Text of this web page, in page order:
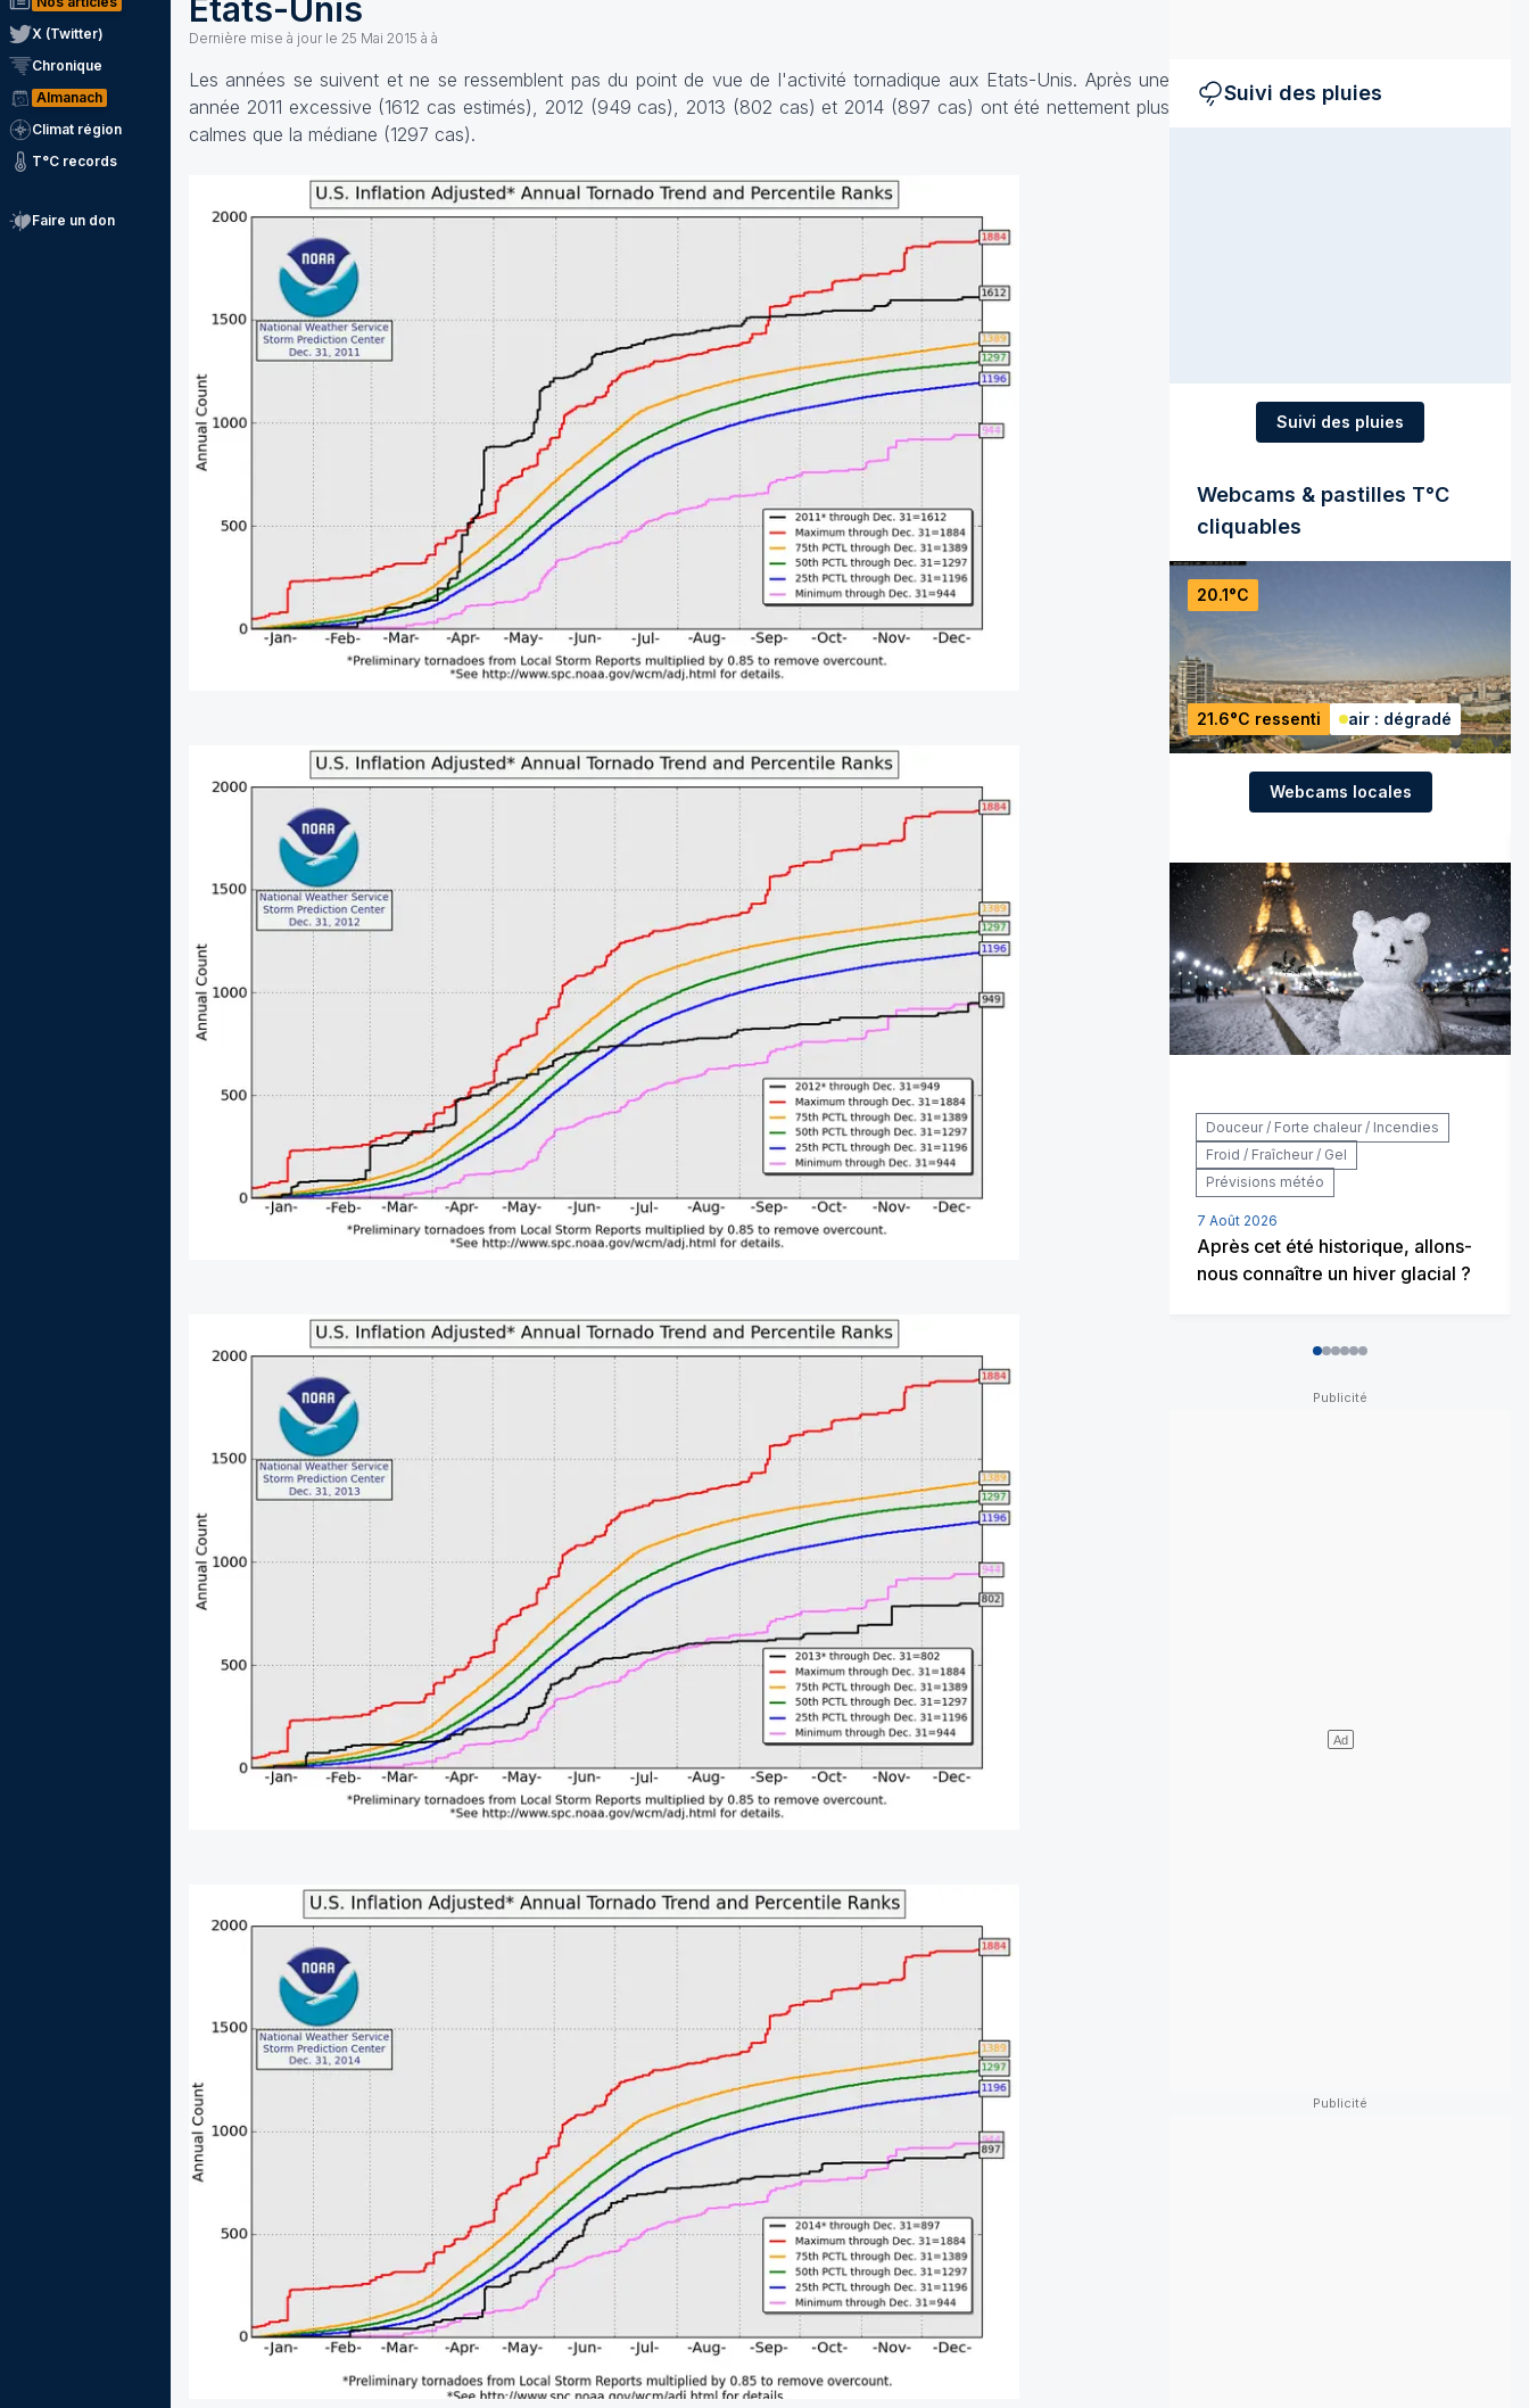
X (Twitter)
Chronique
Almanach
Climat région
T°C records
Faire un don
Etats-Unis
Dernière mise à jour le 25 Mai 2015 à à
Les années se suivent et ne se ressemblent pas du point de vue de l'activité tornadique aux Etats-Unis. Après une
année 2011 excessive (1612 cas estimés), 2012 (949 cas), 2013 (802 cas) et 2014 (897 cas) ont été nettement plus
calmes que la médiane (1297 cas).
Suivi des pluies
Suivi des pluies
Webcams & pastilles T°C
cliquables
20.1°C
21.6°C ressenti air : dégradé
Webcams locales
Douceur / Forte chaleur / Incendies
Froid / Fraîcheur / Gel
Prévisions météo
7 Août 2026
Après cet été historique, allons-
nous connaître un hiver glacial ?
012345